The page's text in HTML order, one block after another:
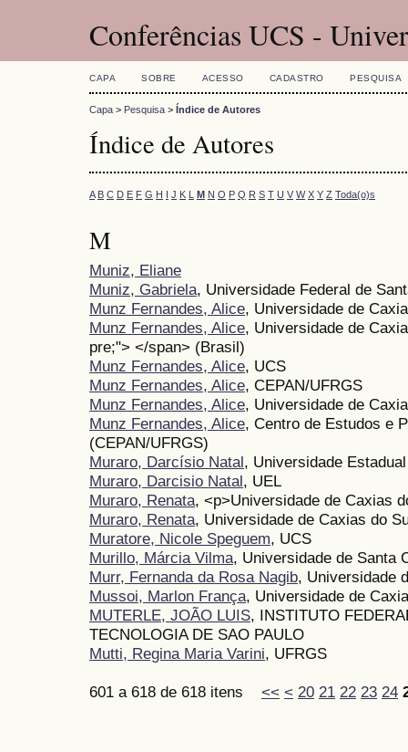
Conferências UCS -
CAPA SOBRE ACESSO CADASTRO PESQUISA
Capa > Pesquisa > Índice de Autores
Índice de Autores
A B C D E F G H I J K L M N O P Q R S T U V W X Y Z Toda(o)s
M
Muniz, Eliane
Muniz, Gabriela, Universidade Federal de
Munz Fernandes, Alice, Universidade de
Munz Fernandes, Alice, Universidade de
pre;"> </span> (Brasil)
Munz Fernandes, Alice, UCS
Munz Fernandes, Alice, CEPAN/UFRGS
Munz Fernandes, Alice, Universidade de
Munz Fernandes, Alice, Centro de Estudos e
(CEPAN/UFRGS)
Muraro, Darcísio Natal, Universidade
Muraro, Darcisio Natal, UEL
Muraro, Renata, <p>Universidade de Caxias
Muraro, Renata, Universidade de Caxias do
Muratore, Nicole Speguem, UCS
Murillo, Márcia Vilma, Universidade de Santa
Murr, Fernanda da Rosa Nagib, Universidade
Mussoi, Marlon França, Universidade de
MUTERLE, JOÃO LUIS, INSTITUTO
TECNOLOGIA DE SAO PAULO
Mutti, Regina Maria Varini, UFRGS
601 a 618 de 618 itens << < 20 21 22 23 24